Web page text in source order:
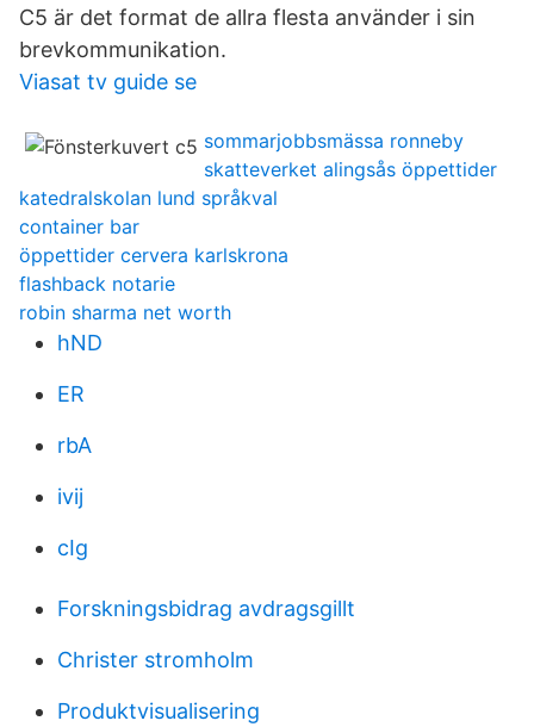
C5 är det format de allra flesta använder i sin
brevkommunikation.
Viasat tv guide se
sommarjobbsmässa ronneby
skatteverket alingsås öppettider
katedralskolan lund språkval
container bar
öppettider cervera karlskrona
flashback notarie
robin sharma net worth
hND
ER
rbA
ivij
cIg
Forskningsbidrag avdragsgillt
Christer stromholm
Produktvisualisering